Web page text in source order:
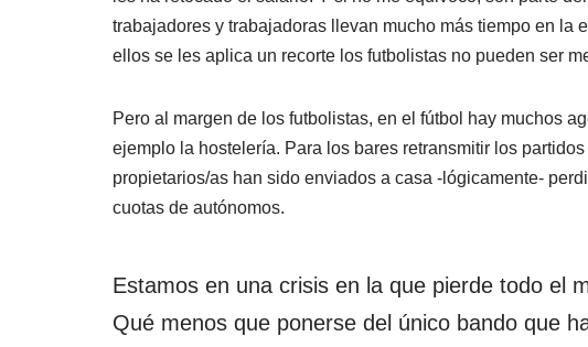
trabajadores y trabajadoras llevan mucho más tiempo en la
ellos se les aplica un recorte los futbolistas no pueden ser
Pero al margen de los futbolistas, en el fútbol hay muchos
ejemplo la hostelería. Para los bares retransmitir los
propietarios/as han sido enviados a casa -lógicamente-
cuotas de autónomos.
Estamos en una crisis en la que pierde todo el
Qué menos que ponerse del único bando que